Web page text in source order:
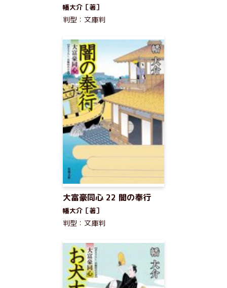
幡大介［著］
判型：文庫判
大富豪同心 22 闇の奉行
幡大介［著］
判型：文庫判